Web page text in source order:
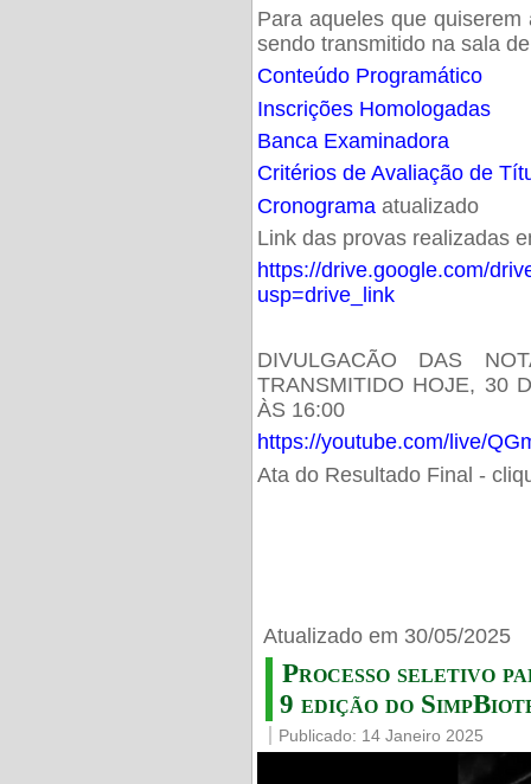
Para aqueles que
sendo transmitido na sala
Conteúdo Programático
Inscrições Homologadas
Banca Examinadora
Critérios de Avaliação de
Cronogramaatualizado
Link das provas realizadas
https://drive.google.com/
usp=drive_link
DIVULGACÃO DAS
TRANSMITIDO HOJE, 30
ÀS 16:00
https://youtube.com/live/
Ata do Resultado Final -
Atualizado em 30/05/2025
Processo seletivo
9 edição do
Publicado: 14 Janeiro 2025